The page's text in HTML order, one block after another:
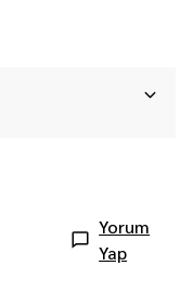
Yorum
Yap